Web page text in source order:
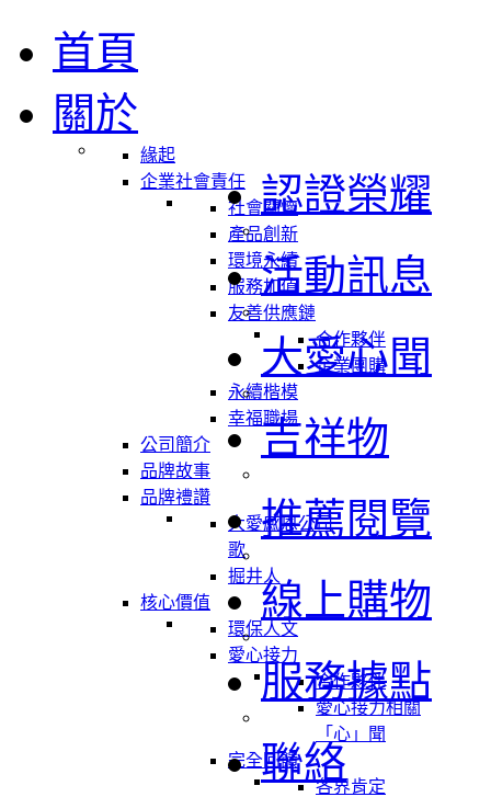
首頁
關於
緣起
企業社會責任
社會關懷
產品創新
環境永續
服務加值
友善供應鏈
合作夥伴
企業團購
永續楷模
幸福職場
公司簡介
品牌故事
品牌禮讚
大愛感恩公司
歌
掘井人
核心價值
環保人文
愛心接力
合作夥伴
愛心接力相關
「心」聞
完全回饋
各界肯定
認證榮耀
活動訊息
大愛心聞
吉祥物
推薦閱覽
線上購物
服務據點
聯絡